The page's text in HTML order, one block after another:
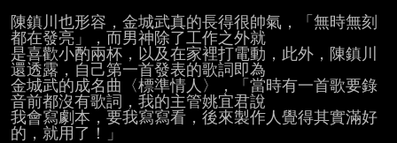
陳鎮川也形容，金城武真的長得很帥氣，「無時無刻
都在發亮」，而男神除了工作之外就
是喜歡小酌兩杯，以及在家裡打電動，此外，陳鎮川
還透露，自己第一首發表的歌詞即為
金城武的成名曲〈標準情人〉，「當時有一首歌要錄
音前都沒有歌詞，我的主管姚宜君說
我會寫劇本，要我寫寫看，後來製作人覺得其實滿好
的，就用了！」